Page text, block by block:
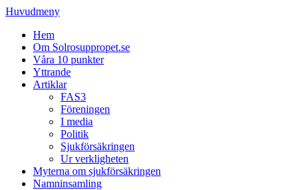
Huvudmeny
Hem
Om Solrosuppropet.se
Våra 10 punkter
Yttrande
Artiklar
FAS3
Föreningen
I media
Politik
Sjukförsäkringen
Ur verkligheten
Myterna om sjukförsäkringen
Namninsamling